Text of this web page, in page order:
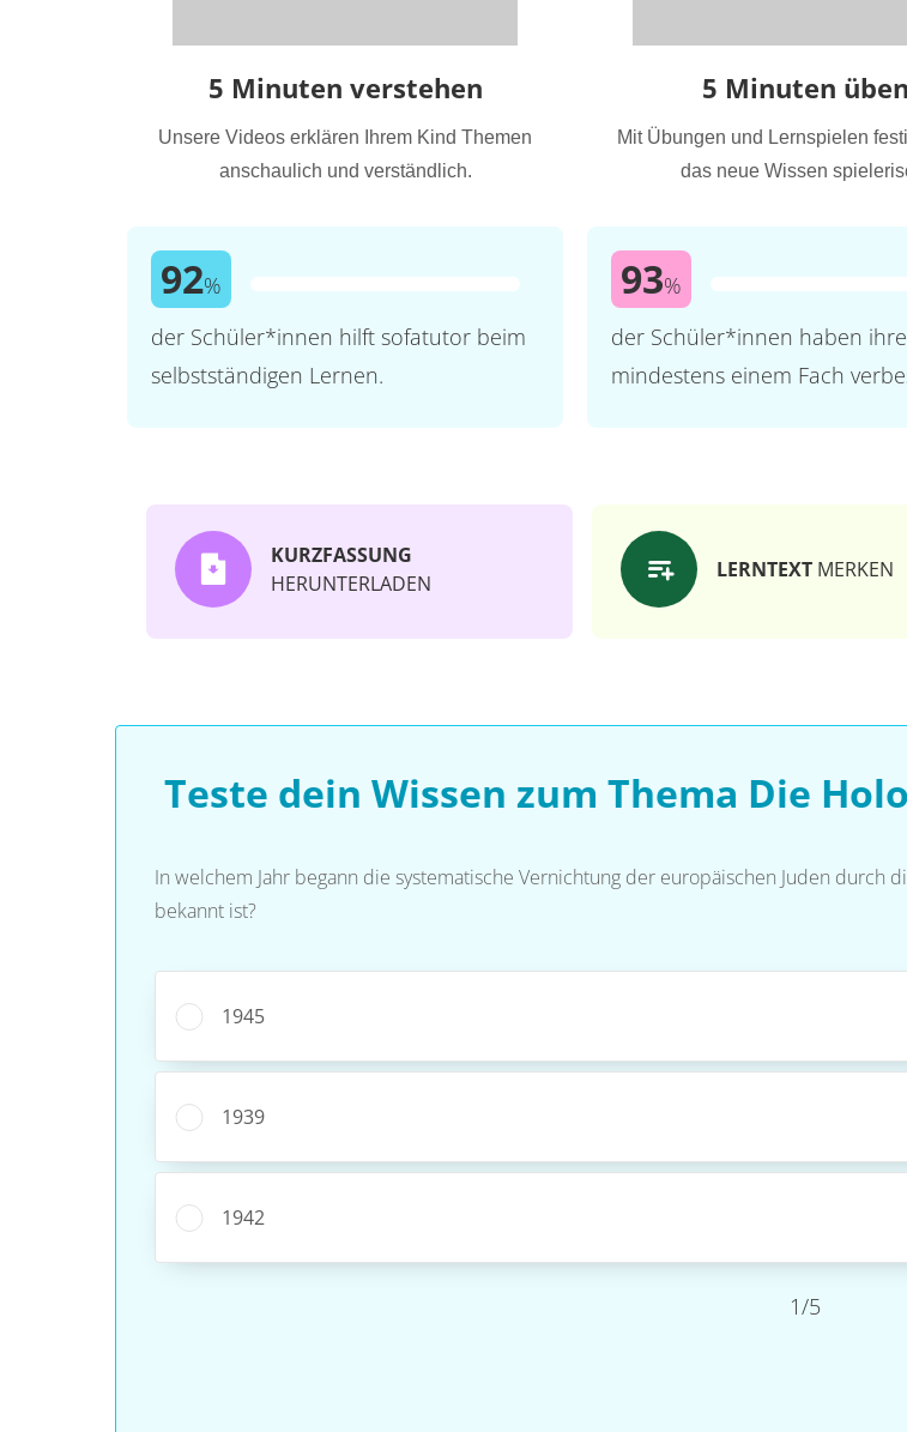
5 Minuten verstehen
Unsere Videos erklären Ihrem Kind Themen
anschaulich und verständlich.
92%
der Schüler*innen hilft sofatutor beim
selbstständigen Lernen.
5 Minuten üben
Mit Übungen und Lernspielen
das neue Wissen
93%
der Schüler*innen haben
mindestens einem Fach
KURZFASSUNG
HERUNTERLADEN
LERNTEXT MERKEN
Teste dein Wissen zum Thema Die
In welchem Jahr begann die systematische Vernichtung der europäischen Juden durch
bekannt ist?
1945
1939
1942
1/5